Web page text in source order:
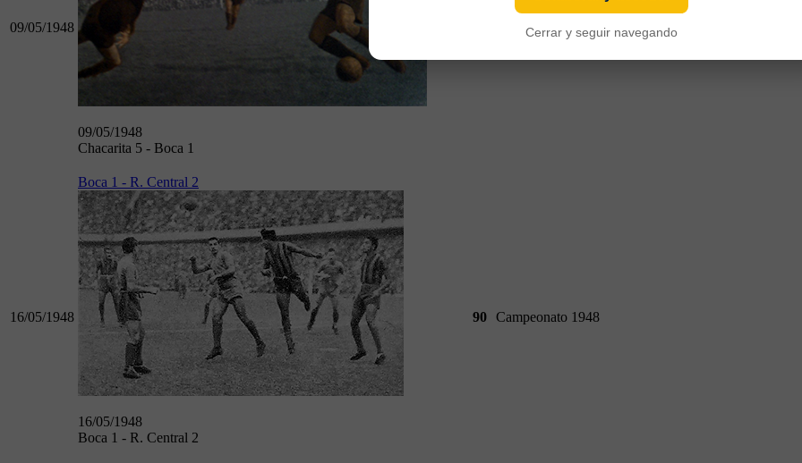
09/05/1948
09/05/1948
Chacarita 5 - Boca 1
Campeonato 1948
16/05/1948
Boca 1 - R. Central 2
16/05/1948
Boca 1 - R. Central 2
90 Campeonato 1948
Cerrar y seguir navegando